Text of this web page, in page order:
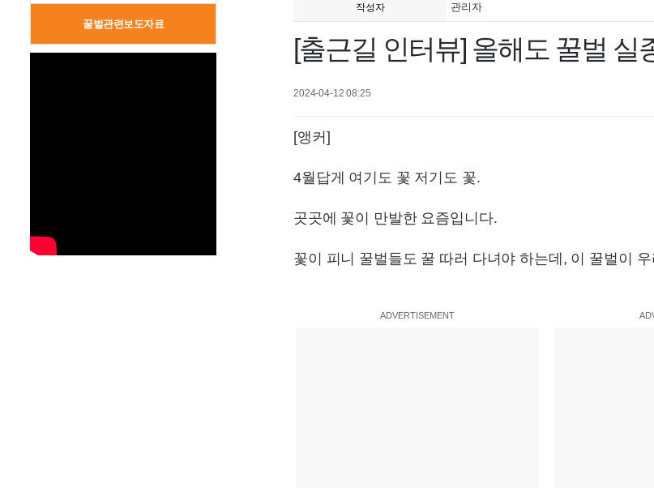
꿀벌관련보도자료
작성자 관리자
[출근길 인터뷰] 올해도 꿀벌
2024-04-12 08:25
[앵커]
4월답게 여기도 꽃 저기도 꽃.
곳곳에 꽃이 만발한 요즘입니다.
꽃이 피니 꿀벌들도 꿀 따러 다녀야 하는데, 이 꿀벌이
ADVERTISEMENT